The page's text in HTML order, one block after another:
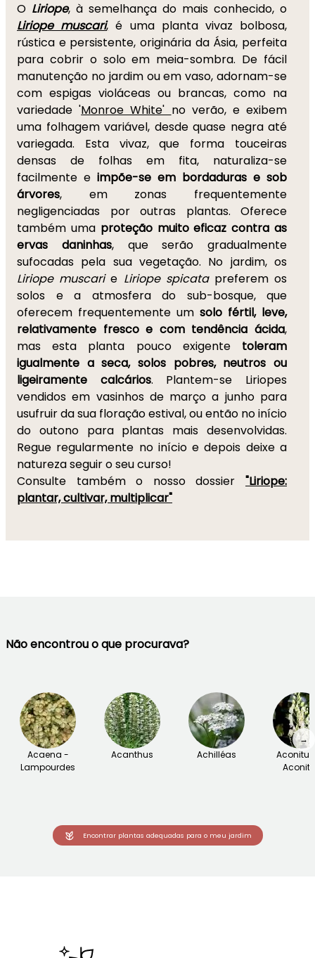
O Liriope, à semelhança do mais conhecido, o
Liriope muscari, é uma planta vivaz bolbosa,
rústica e persistente, originária da Ásia, perfeita
para cobrir o solo em meia-sombra. De fácil
manutenção no jardim ou em vaso, adornam-se
com espigas violáceas ou brancas, como na
variedade 'Monroe White' no verão, e exibem
uma folhagem variável, desde quase negra até
variegada. Esta vivaz, que forma touceiras
densas de folhas em fita, naturaliza-se
facilmente e impõe-se em bordaduras e sob
árvores, em zonas frequentemente
negligenciadas por outras plantas. Oferece
também uma proteção muito eficaz contra as
ervas daninhas, que serão gradualmente
sufocadas pela sua vegetação. No jardim, os
Liriope muscarie Liriope spicatapreferem os
solos e a atmosfera do sub-bosque, que
oferecem frequentemente um solo fértil, leve,
relativamente fresco e com tendência ácida,
mas esta planta pouco exigente toleram
igualmente a seca, solos pobres, neutros ou
ligeiramente calcários. Plantem-se Liriopes
vendidos em vasinhos de março a junho para
usufruir da sua floração estival, ou então no início
do outono para plantas mais desenvolvidas.
Regue regularmente no início e depois deixe a
natureza seguir o seu curso!
Consulte também o nosso dossier "Liriope:
plantar, cultivar, multiplicar"
Não encontrou o que procurava?
Acaena -
Lampourdes
Acanthus Achilléas
→
Encontrar plantas adequadas para o meu jardim